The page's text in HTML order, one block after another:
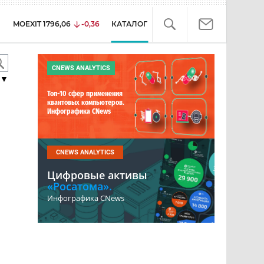
MOEXIT 1796,06 -0,36 КАТАЛОГ
▼
CNEWS ANALYTICS
Топ-10 сфер применения
квантовых компьютеров.
Инфографика CNews
CNEWS ANALYTICS
Цифровые активы
«Росатома».
Инфографика CNews